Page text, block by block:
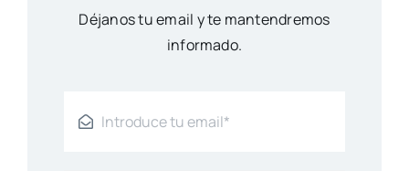
Déjanos tu email y te mantendremos
informado.